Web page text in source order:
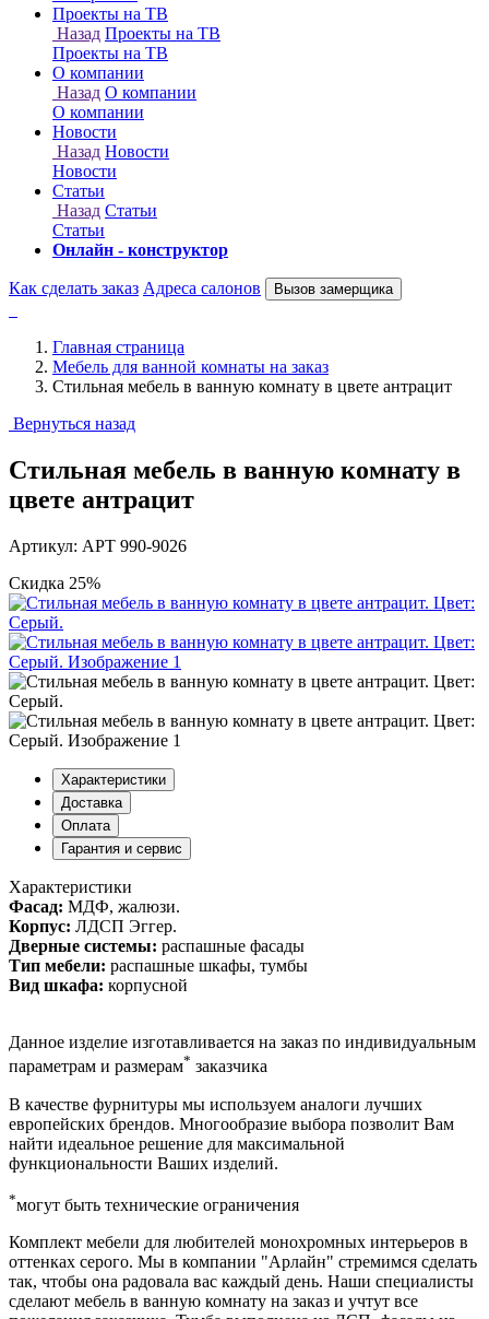
Онлайн - конструктор
Как сделать заказ Адреса салонов Вызов замерщика
Главная страница
Мебель для ванной комнаты на заказ
Стильная мебель в ванную комнату в цвете антрацит
Вернуться назад
Стильная мебель в ванную комнату в
цвете антрацит
Артикул: АРТ 990-9026
Скидка 25%
Характеристики
Доставка
Оплата
Гарантия и сервис
Характеристики
Фасад: МДФ, жалюзи.
Корпус: ЛДСП Эггер.
Дверные системы: распашные фасады
Тип мебели: распашные шкафы, тумбы
Вид шкафа: корпусной
Данное изделие изготавливается на заказ по индивидуальным
параметрам и размерам* заказчика
В качестве фурнитуры мы используем аналоги лучших
европейских брендов. Многообразие выбора позволит Вам
найти идеальное решение для максимальной
функциональности Ваших изделий.
*могут быть технические ограничения
Комплект мебели для любителей монохромных интерьеров в
оттенках серого. Мы в компании "Арлайн" стремимся сделать
так, чтобы она радовала вас каждый день. Наши специалисты
сделают мебель в ванную комнату на заказ и учтут все